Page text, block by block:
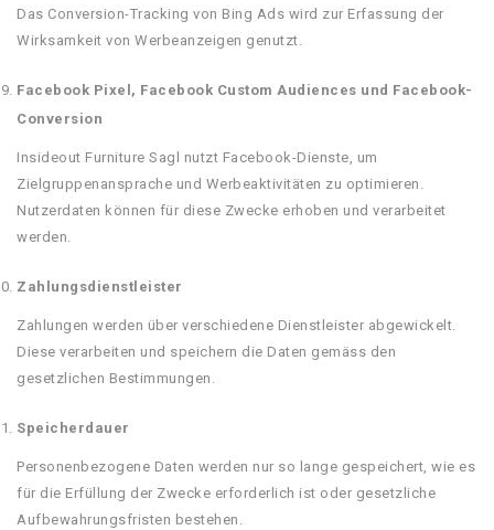
Das Conversion-Tracking von Bing Ads wird zur Erfassung der
Wirksamkeit von Werbeanzeigen genutzt.
Facebook Pixel, Facebook Custom Audiences und Facebook-
Conversion
Insideout Furniture Sagl nutzt Facebook-Dienste, um
Zielgruppenansprache und Werbeaktivitäten zu optimieren.
Nutzerdaten können für diese Zwecke erhoben und verarbeitet
werden.
Zahlungsdienstleister
Zahlungen werden über verschiedene Dienstleister abgewickelt.
Diese verarbeiten und speichern die Daten gemäss den
gesetzlichen Bestimmungen.
Speicherdauer
Personenbezogene Daten werden nur so lange gespeichert, wie es
für die Erfüllung der Zwecke erforderlich ist oder gesetzliche
Aufbewahrungsfristen bestehen.